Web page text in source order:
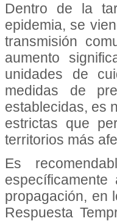
Dentro de la
epidemia, se
transmisión
aumento
unidades de
medidas de
establecidas, es
estrictas que
territorios más
Es
propagación, en
Respuesta